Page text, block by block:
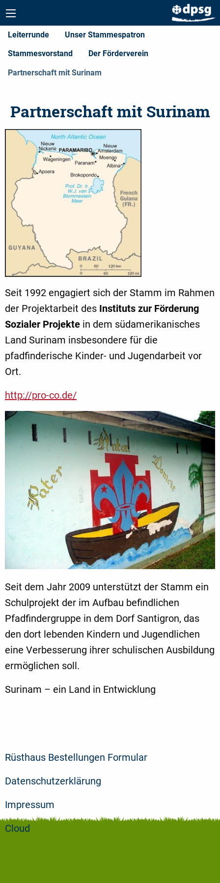
Leiterrunde Unser Stammespatron
Stammesvorstand Der Förderverein
Partnerschaft mit Surinam
Partnerschaft mit Surinam
Seit 1992 engagiert sich der Stamm im Rahmen
der Projektarbeit des Instituts zur Förderung
Sozialer Projekte in dem südamerikanisches
Land Surinam insbesondere für die
pfadfinderische Kinder- und Jugendarbeit vor
Ort.
http://pro-co.de/
Seit dem Jahr 2009 unterstützt der Stamm ein
Schulprojekt der im Aufbau befindlichen
Pfadfindergruppe in dem Dorf Santigron, das
den dort lebenden Kindern und Jugendlichen
eine Verbesserung ihrer schulischen Ausbildung
ermöglichen soll.
Surinam – ein Land in Entwicklung
Rüsthaus Bestellungen Formular
Datenschutzerklärung
Impressum
Cloud